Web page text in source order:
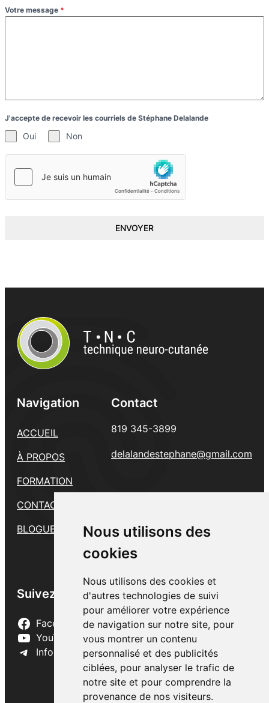
Nous utilisons des
cookies
Nous utilisons des cookies et
d'autres technologies de suivi
pour améliorer votre expérience
de navigation sur notre site, pour
vous montrer un contenu
personnalisé et des publicités
ciblées, pour analyser le trafic de
notre site et pour comprendre la
provenance de nos visiteurs.
Nous utilisons des
cookies
Nous utilisons des cookies et
d'autres technologies de suivi
pour améliorer votre expérience
de navigation sur notre site, pour
vous montrer un contenu
personnalisé et des publicités
ciblées, pour analyser le trafic de
notre site et pour comprendre la
provenance de nos visiteurs.
Votre message *
J'accepte de recevoir les courriels de Stéphane Delalande
Oui Non
ENVOYER
Navigation
ACCUEIL
À PROPOS
FORMATION
CONTACT
BLOGUE
Contact
819 345-3899
delalandestephane@gmail.com
Suivez-nous
Facebook
YouTube
Infolettre